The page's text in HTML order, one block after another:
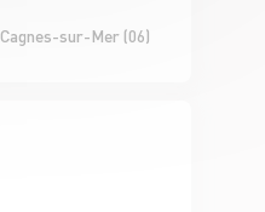
Cagnes-sur-Mer (06)